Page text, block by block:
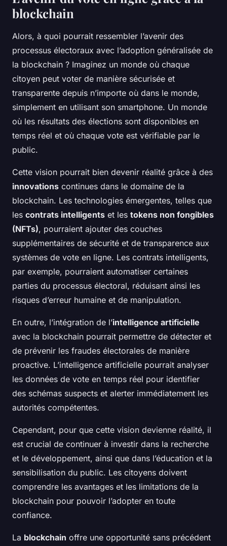
blockchain
Alors, à quoi pourrait ressembler l’avenir des
processus électoraux avec l’adoption généralisée de
la blockchain ? Imaginez un monde où chaque
citoyen peut voter de manière sécurisée et
transparente depuis n’importe où dans le monde,
simplement en utilisant son smartphone. Un monde
où les résultats des élections sont disponibles en
temps réel et où chaque vote est vérifiable par le
public.
Cette vision pourrait bien devenir réalité grâce à des
innovations continues dans le domaine de la
blockchain. Les technologies émergentes, telles que
les contrats intelligents et les tokens non fongibles
(NFTs), pourraient ajouter des couches
supplémentaires de sécurité et de transparence aux
systèmes de vote en ligne. Les contrats intelligents,
par exemple, pourraient automatiser certaines
parties du processus électoral, réduisant ainsi les
risques d’erreur humaine et de manipulation.
En outre, l’intégration de l’intelligence artificielle
avec la blockchain pourrait permettre de détecter et
de prévenir les fraudes électorales de manière
proactive. L’intelligence artificielle pourrait analyser
les données de vote en temps réel pour identifier
des schémas suspects et alerter immédiatement les
autorités compétentes.
Cependant, pour que cette vision devienne réalité, il
est crucial de continuer à investir dans la recherche
et le développement, ainsi que dans l’éducation et la
sensibilisation du public. Les citoyens doivent
comprendre les avantages et les limitations de la
blockchain pour pouvoir l’adopter en toute
confiance.
La blockchain offre une opportunité sans précédent